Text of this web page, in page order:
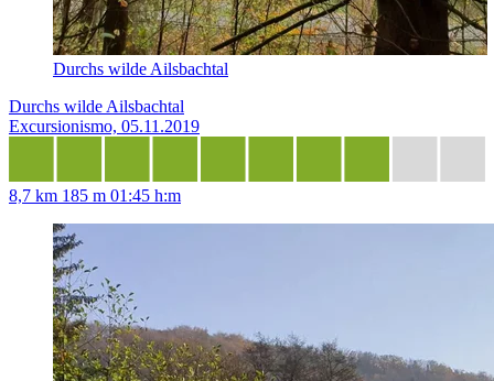
Durchs wilde Ailsbachtal
Durchs wilde Ailsbachtal
Excursionismo, 05.11.2019
8,7 km 185 m 01:45 h:m